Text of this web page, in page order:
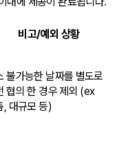
비고/예외 상황
불가능한 날짜를 별도로
협의 한 경우 제외 (ex
, 대규모 등)